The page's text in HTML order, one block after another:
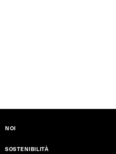
NOI
SOSTENIBILITÀ